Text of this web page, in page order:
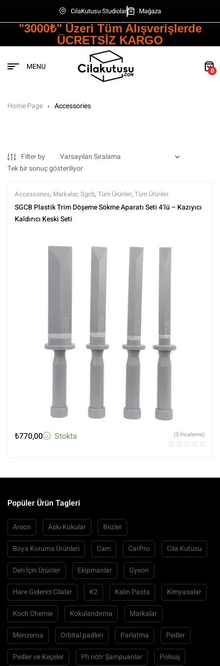
CilaKutusu Studiolar Mağaza
"3000₺" Üzeri Tüm Alışverişlerde
ÜCRETSİZ KARGO
MENU 0
Home Page Accessories
Filter by
Tek bir sonuç gösteriliyor
Accessories, Markalar, Sgcb, Tüm Ürünler, Tüm Ürünler
SGCB Plastik Trim Döşeme Sökme Aparatı Seti 4’lü – Kazıyıcı
Kaldırıcı Keski Seti
₺770,00 Stokta (0 İnceleme)
Popüler Ürün Tagleri
Areon Askı Kokular Bezler
Boya Koruma Ürünleri Cam CarPro Cila Kutusu
Deri İçin Ürünler Ekipmanlar Gyeon
Hare Giderici Cilalar K2 Kalın Pasta Kimyasalar
Koch Chemie Kokulandırma Markalar
Menzerna Orbital padleri Parlatma Pedler
Pedler ve Keçeler Ph nötr Şampuanlar Polisaj